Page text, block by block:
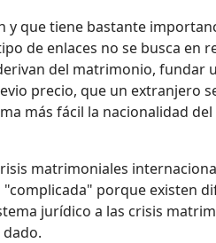
que tiene bastante
de enlaces no se busca en
del matrimonio, fundar
precio, que un extranjero
más fácil la nacionalidad
matrimoniales
porque existen
jurídico a las crisis